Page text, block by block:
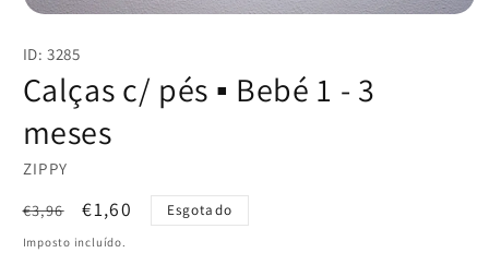
multimédia
em
modal
ID: 3285
Calças c/ pés ▪️ Bebé 1 - 3
meses
ZIPPY
Preço
normal
€3,96
Preço
de
€1,60 Esgotado
Imposto incluído.